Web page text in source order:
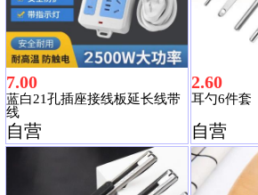
7.00
蓝白21孔插座接线板延长线带
线
自营
2.60
耳勺6件套
自营